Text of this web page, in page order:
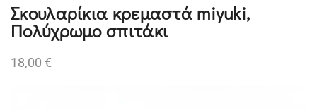
Σκουλαρίκια κρεμαστά miyuki,
Πολύχρωμο σπιτάκι
18,00 €